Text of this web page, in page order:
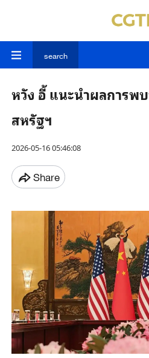
search
หวัง อี้ แนะนำผลการพ
สหรัฐฯ
2026-05-16 05:46:08
Share